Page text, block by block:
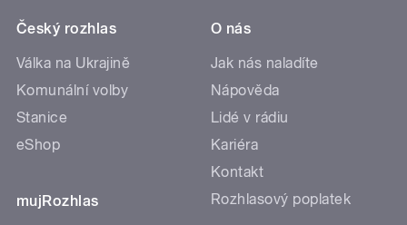
Český rozhlas
Válka na Ukrajině
Komunální volby
Stanice
eShop
mujRozhlas
O nás
Jak nás naladíte
Nápověda
Lidé v rádiu
Kariéra
Kontakt
Rozhlasový poplatek